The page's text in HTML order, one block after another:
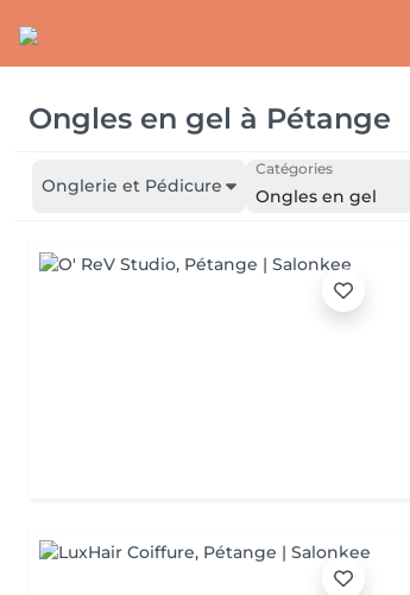
Ongles en gel à Pétange
Onglerie et Pédicure
Catégories
Ongles en gel